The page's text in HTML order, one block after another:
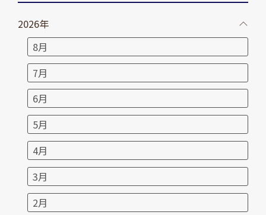
2026年
8月
7月
6月
5月
4月
3月
2月